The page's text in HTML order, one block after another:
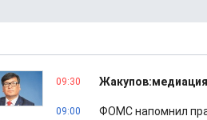
09:30
09:00 ФОМС напомнил